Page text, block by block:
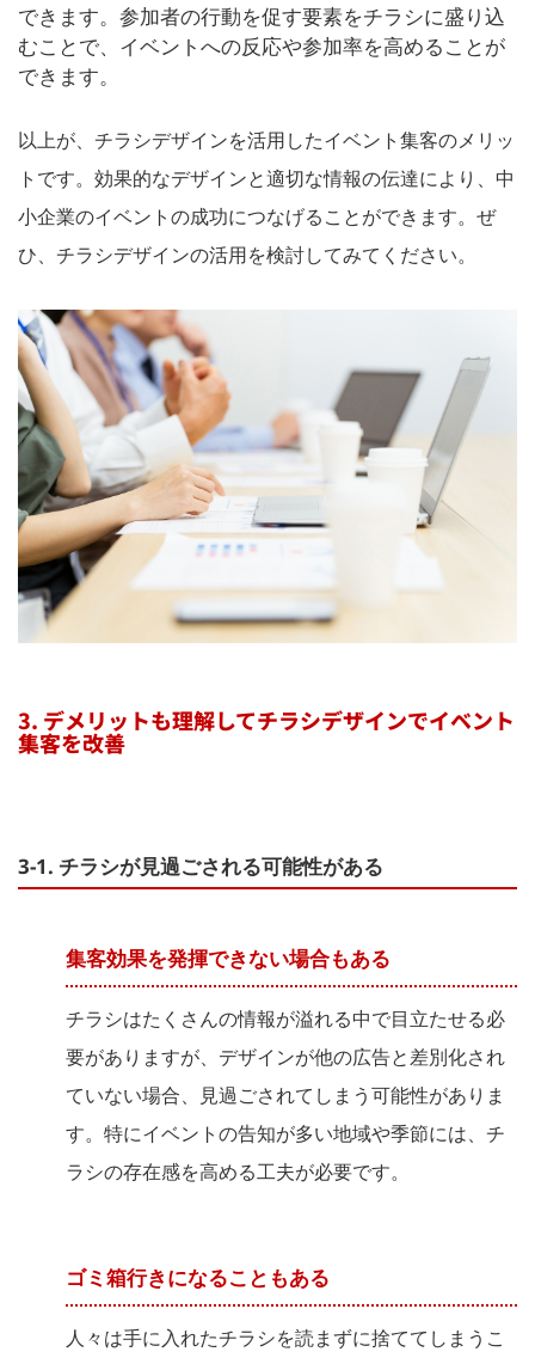
できます。参加者の行動を促す要素をチラシに盛り込
むことで、イベントへの反応や参加率を高めることが
できます。
以上が、チラシデザインを活用したイベント集客のメリッ
トです。効果的なデザインと適切な情報の伝達により、中
小企業のイベントの成功につなげることができます。ぜ
ひ、チラシデザインの活用を検討してみてください。
3. デメリットも理解してチラシデザインでイベント
集客を改善
3-1. チラシが見過ごされる可能性がある
集客効果を発揮できない場合もある
チラシはたくさんの情報が溢れる中で目立たせる必
要がありますが、デザインが他の広告と差別化され
ていない場合、見過ごされてしまう可能性がありま
す。特にイベントの告知が多い地域や季節には、チ
ラシの存在感を高める工夫が必要です。
ゴミ箱行きになることもある
人々は手に入れたチラシを読まずに捨ててしまうこ